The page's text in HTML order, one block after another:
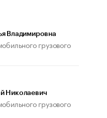
Владимировна
грузового
Николаевич
грузового